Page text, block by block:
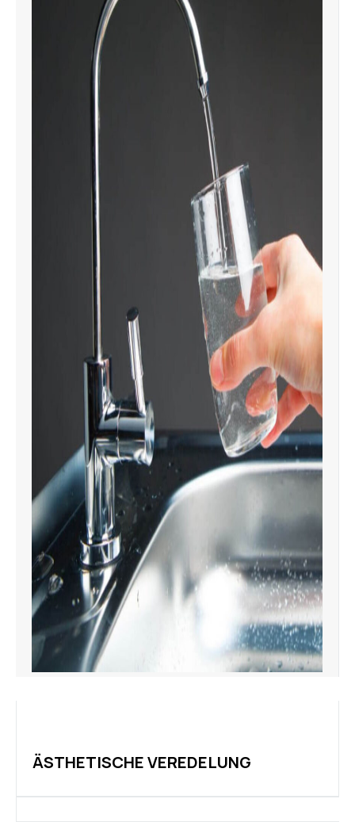
ÄSTHETISCHE VEREDELUNG